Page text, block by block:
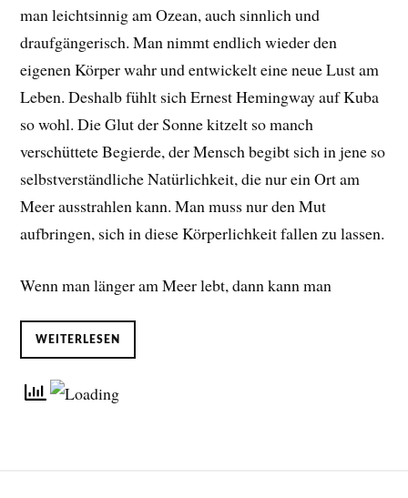
man leichtsinnig am Ozean, auch sinnlich und
draufgängerisch. Man nimmt endlich wieder den
eigenen Körper wahr und entwickelt eine neue Lust am
Leben. Deshalb fühlt sich Ernest Hemingway auf Kuba
so wohl. Die Glut der Sonne kitzelt so manch
verschüttete Begierde, der Mensch begibt sich in jene so
selbstverständliche Natürlichkeit, die nur ein Ort am
Meer ausstrahlen kann. Man muss nur den Mut
aufbringen, sich in diese Körperlichkeit fallen zu lassen.
Wenn man länger am Meer lebt, dann kann man
WEITERLESEN